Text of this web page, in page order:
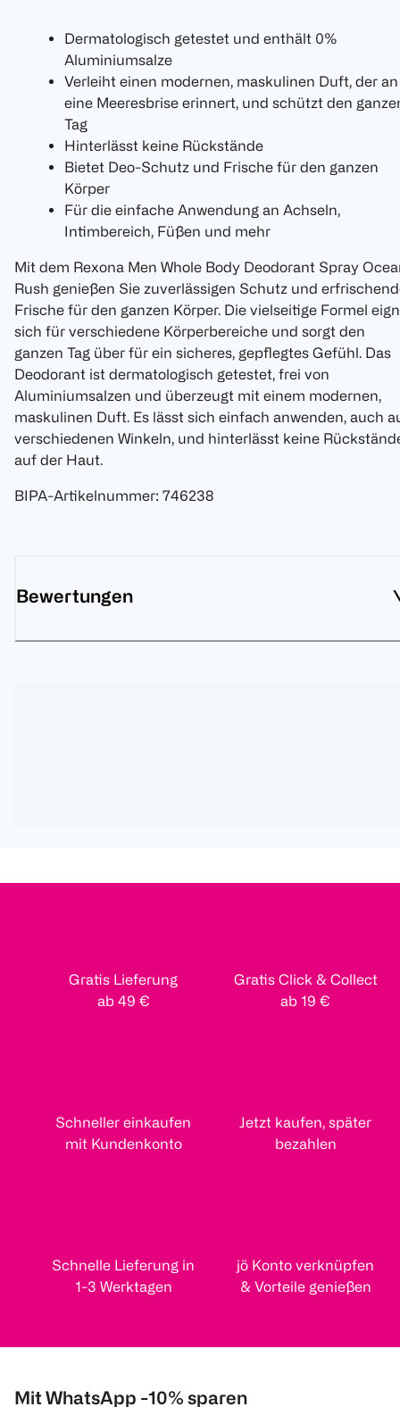
Dermatologisch getestet und enthält 0%
Aluminiumsalze
Verleiht einen modernen, maskulinen Duft, der an
eine Meeresbrise erinnert, und schützt den
Tag
Hinterlässt keine Rückstände
Bietet Deo-Schutz und Frische für den ganzen
Körper
Für die einfache Anwendung an Achseln,
Intimbereich, Füßen und mehr
Mit dem Rexona Men Whole Body Deodorant Spray
Rush genießen Sie zuverlässigen Schutz und
Frische für den ganzen Körper. Die vielseitige Formel
sich für verschiedene Körperbereiche und sorgt den
ganzen Tag über für ein sicheres, gepflegtes Gefühl. Das
Deodorant ist dermatologisch getestet, frei von
Aluminiumsalzen und überzeugt mit einem modernen,
maskulinen Duft. Es lässt sich einfach anwenden, auch
verschiedenen Winkeln, und hinterlässt keine
auf der Haut.
BIPA-Artikelnummer: 746238
Bewertungen
Gratis Lieferung
ab 49 €
Gratis Click & Collect
ab 19 €
Schneller einkaufen
mit Kundenkonto
Jetzt kaufen, später
bezahlen
Schnelle Lieferung in
1-3 Werktagen
jö Konto verknüpfen
& Vorteile genießen
Mit WhatsApp -10% sparen